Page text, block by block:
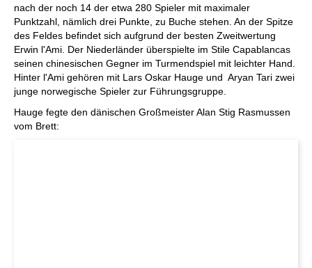
nach der noch 14 der etwa 280 Spieler mit maximaler
Punktzahl, nämlich drei Punkte, zu Buche stehen. An der Spitze
des Feldes befindet sich aufgrund der besten Zweitwertung
Erwin l'Ami. Der Niederländer überspielte im Stile Capablancas
seinen chinesischen Gegner im Turmendspiel mit leichter Hand.
Hinter l'Ami gehören mit Lars Oskar Hauge und Aryan Tari zwei
junge norwegische Spieler zur Führungsgruppe.
Hauge fegte den dänischen Großmeister Alan Stig Rasmussen
vom Brett: